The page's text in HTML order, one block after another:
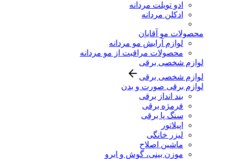
ادو تویلت مردانه
ادکلن مردانه
محصولات مو آقایان
لوازم آرایش مو مردانه
محصولات مراقبت از مو مردانه
لوازم شخصی برقی
لوازم شخصی برقی
لوازم برقی صورت و بدن
بند انداز برقی
فرمژه برقی
سنگ پا برقی
اپیلاتور
لیزر خانگی
ماشین اصلاح
موزن بینی، گوش و ابرو